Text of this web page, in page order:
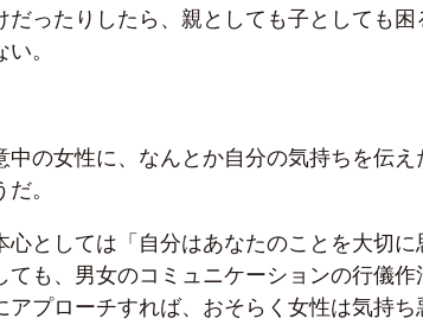
だったりしたら、親としても子としても
い。
中の女性に、なんとか自分の気持ちを伝
だ。
心としては「自分はあなたのことを大切
ても、男女のコミュニケーションの行儀
アプローチすれば、おそらく女性は気持ち